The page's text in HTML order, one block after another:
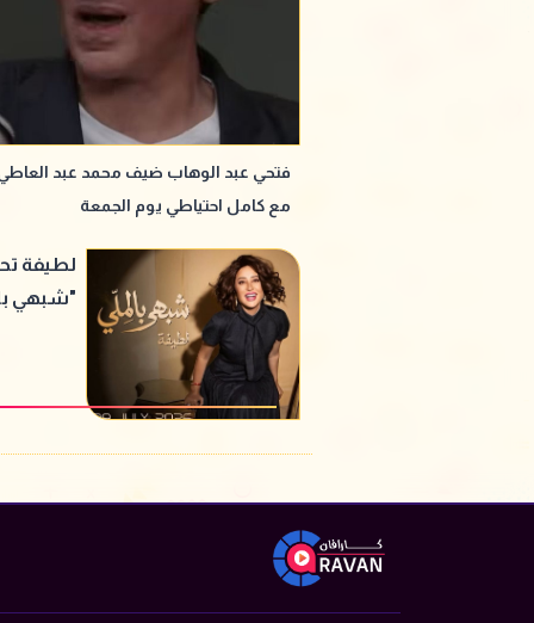
فتحي عبد الوهاب ضيف محمد عبد
مع كامل احتياطي يوم الجمعة
لطيفة
"شبهي